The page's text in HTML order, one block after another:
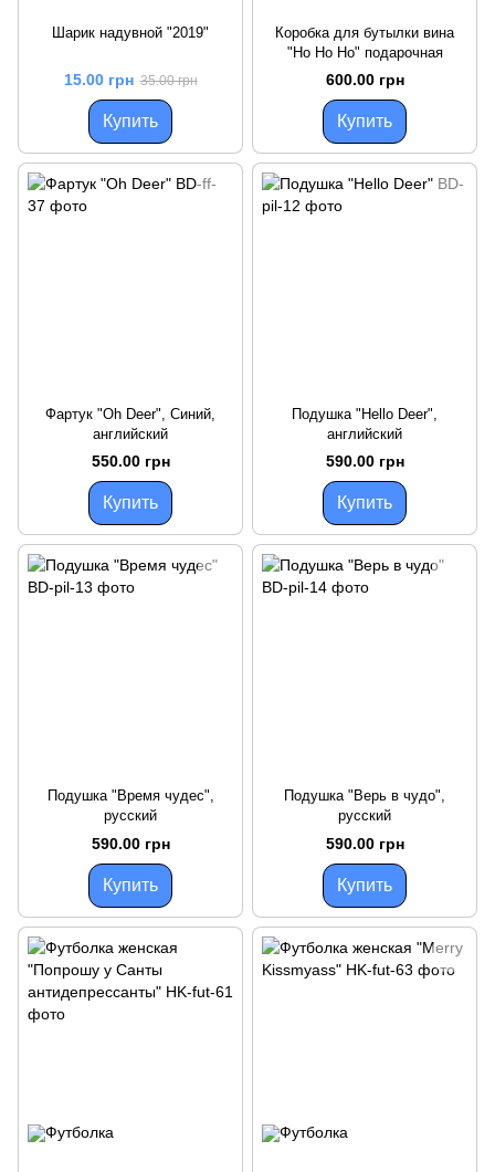
Шарик надувной "2019"
15.00 грн 35.00 грн
Купить
Коробка для бутылки вина
"Ho Ho Ho" подарочная
600.00 грн
Купить
Фартук "Oh Deer", Синий,
английский
550.00 грн
Купить
Подушка "Hello Deer",
английский
590.00 грн
Купить
Подушка "Время чудес",
русский
590.00 грн
Купить
Подушка "Верь в чудо",
русский
590.00 грн
Купить